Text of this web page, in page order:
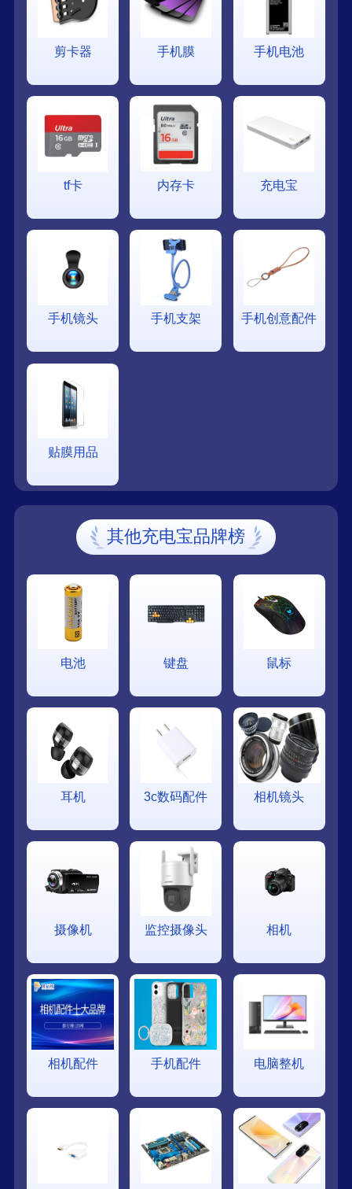
剪卡器 手机膜 手机电池
tf卡 内存卡 充电宝
手机镜头 手机支架 手机创意配件
贴膜用品
其他充电宝品牌榜
电池 键盘 鼠标
耳机 3c数码配件 相机镜头
摄像机 监控摄像头 相机
相机配件 手机配件 电脑整机